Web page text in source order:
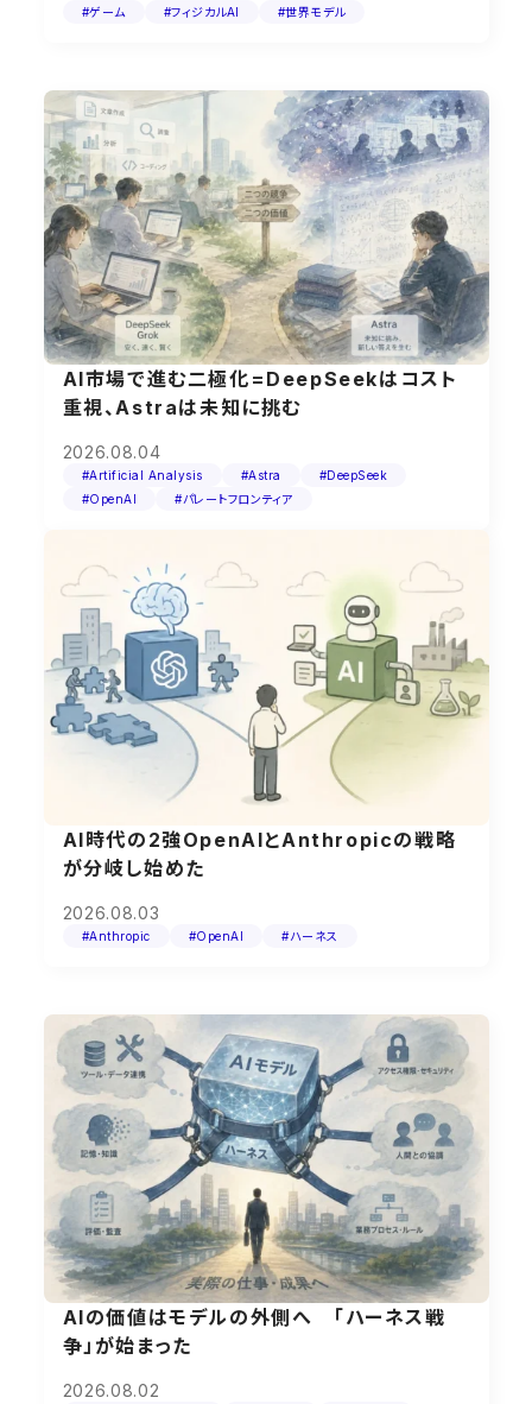
#ゲーム #フィジカルAI #世界モデル
AI市場で進む二極化=DeepSeekはコスト
重視、Astraは未知に挑む
2026.08.04
#Artificial Analysis #Astra
#DeepSeek
#OpenAI
#パレートフロンティア
AI時代の2強OpenAIとAnthropicの戦略
が分岐し始めた
2026.08.03
#Anthropic #OpenAI #ハーネス
AIの価値はモデルの外側へ 「ハーネス戦
争」が始まった
2026.08.02